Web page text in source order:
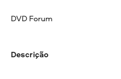
DVD Forum
Descrição